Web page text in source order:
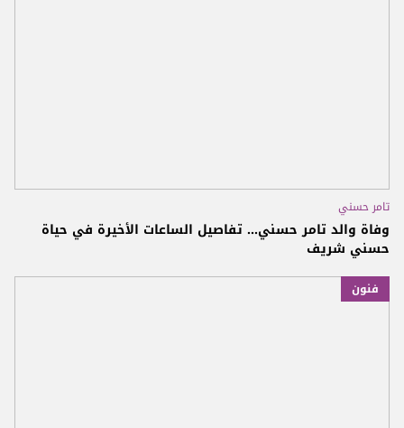
تامر حسني
وفاة والد تامر حسني... تفاصيل الساعات الأخيرة في حياة
حسني شريف
فنون